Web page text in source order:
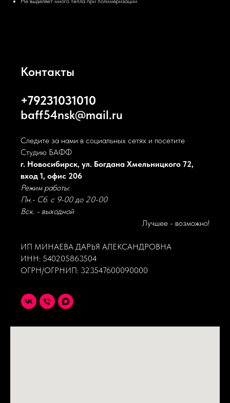
Контакты
+79231031010
baff54nsk@mail.ru
Следите за нами в социальных сетях и посетите
Студию БАФФ
г. Новосибирск, ул. Богдана Хмельницкого 72,
вход 1, офис 206
Режим работы:
Пн.- Сб. с 9-00 до 20-00
Вск. - выходной
Лучшее - возможно!
ИП МИНАЕВА ДАРЬЯ АЛЕКСАНДРОВНА
ИНН: 540205863504
ОГРН/ОГРНИП: 323547600090000